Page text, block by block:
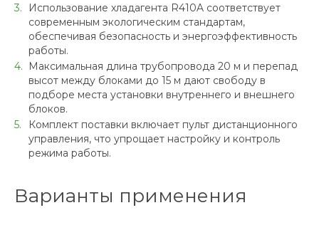
Использование хладагента R410A соответствует
современным экологическим стандартам,
обеспечивая безопасность и энергоэффективность
работы.
Максимальная длина трубопровода 20 м и перепад
высот между блоками до 15 м дают свободу в
подборе места установки внутреннего и внешнего
блоков.
Комплект поставки включает пульт дистанционного
управления, что упрощает настройку и контроль
режима работы.
Варианты применения